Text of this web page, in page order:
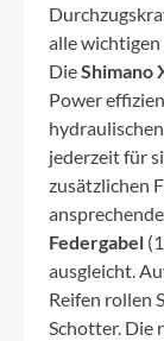
alle
DieShimano
Power
jederzeit für
zusätzlichen
ansprechende
Federgabel
ausgleicht.
Reifen rollen
Schotter. Die